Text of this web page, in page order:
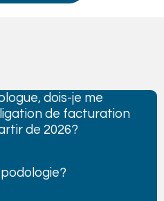
dois-je me
de facturation
de 2026?